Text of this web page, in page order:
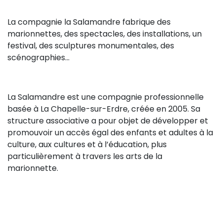
(Agenda, spectacles, événements des adhérents)
Sur le fond
(Fonctionnement, gouvernance, groupes de travail,
Sur l’étagère
(Documents, études, publications)
La compagnie la Salamandre fabrique des
marionnettes, des spectacles, des installations, un
festival, des sculptures monumentales, des
scénographies...
La Salamandre est une compagnie professionnelle
basée à La Chapelle-sur-Erdre, créée en 2005. Sa
structure associative a pour objet de développer et
promouvoir un accès égal des enfants et adultes à la
culture, aux cultures et à l’éducation, plus
particulièrement à travers les arts de la
marionnette.